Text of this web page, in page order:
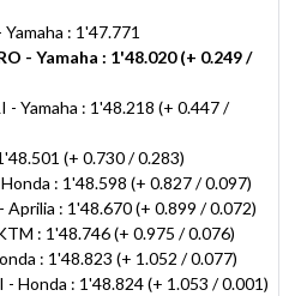
: 1'47.771
- Yamaha : 1'48.020 (+ 0.249 /
- Yamaha : 1'48.218 (+ 0.447 /
(+ 0.730 / 0.283)
: 1'48.598 (+ 0.827 / 0.097)
Aprilia : 1'48.670 (+ 0.899 / 0.072)
: 1'48.746 (+ 0.975 / 0.076)
: 1'48.823 (+ 1.052 / 0.077)
Honda : 1'48.824 (+ 1.053 / 0.001)